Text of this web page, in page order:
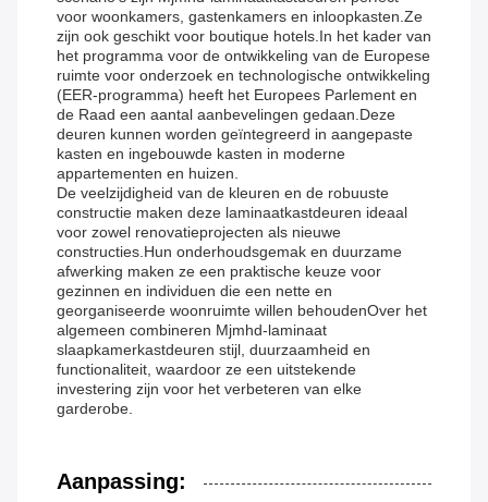
voor woonkamers, gastenkamers en inloopkasten.Ze
zijn ook geschikt voor boutique hotels.In het kader van
het programma voor de ontwikkeling van de Europese
ruimte voor onderzoek en technologische ontwikkeling
(EER-programma) heeft het Europees Parlement en
de Raad een aantal aanbevelingen gedaan.Deze
deuren kunnen worden geïntegreerd in aangepaste
kasten en ingebouwde kasten in moderne
appartementen en huizen.
De veelzijdigheid van de kleuren en de robuuste
constructie maken deze laminaatkastdeuren ideaal
voor zowel renovatieprojecten als nieuwe
constructies.Hun onderhoudsgemak en duurzame
afwerking maken ze een praktische keuze voor
gezinnen en individuen die een nette en
georganiseerde woonruimte willen behoudenOver het
algemeen combineren Mjmhd-laminaat
slaapkamerkastdeuren stijl, duurzaamheid en
functionaliteit, waardoor ze een uitstekende
investering zijn voor het verbeteren van elke
garderobe.
Aanpassing: